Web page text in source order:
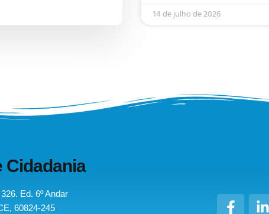
14 de julho de 2026
Cidadania
Ed. 6º Andar
60824-245